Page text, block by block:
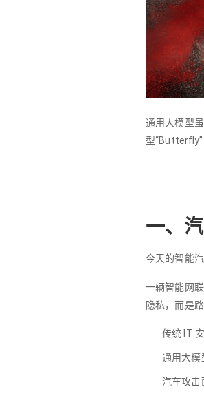
通用大模型
型
一、
今天的智能
一辆智能网
隐私，而是
传统 IT
通用大模
汽车攻击